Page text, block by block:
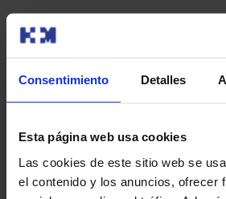
Consentimiento Detalles
Esta página web usa cookies
Las cookies de este sitio web se
el contenido y los anuncios, ofrecer
Se ruega confirmación de asistencia
[email protected]
Jornada-HM-CINAC-parkinson.pdf